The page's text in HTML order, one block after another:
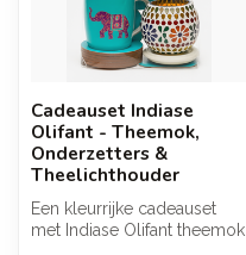
Cadeauset Indiase
Olifant - Theemok,
Onderzetters &
Theelichthouder
Een kleurrijke cadeauset
met Indiase Olifant theemok